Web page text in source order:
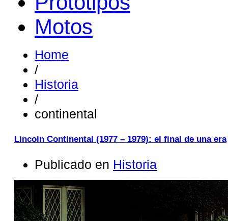
Motos
Home
/
Historia
/
continental
Lincoln Continental (1977 – 1979): el final de una era
Publicado en Historia